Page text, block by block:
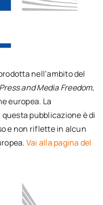
nell’ambito del
and Media Freedom,
europea. La
pubblicazione è di
e non riflette in alcun
Vai alla pagina del